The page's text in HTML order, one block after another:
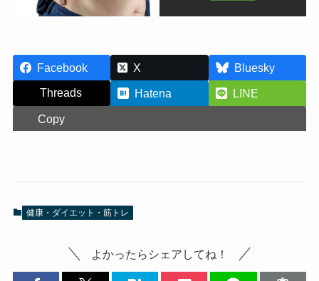
Facebook X
Bluesky
Threads
Hatena
LINE
Copy
健康・ダイエット・筋トレ
よかったらシェアしてね！